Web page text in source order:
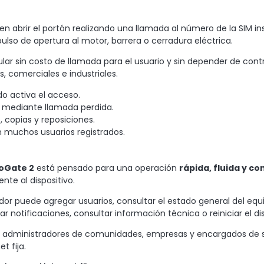
abrir el portón realizando una llamada al número de la SIM
de apertura al motor, barrera o cerradura eléctrica.
sin costo de llamada para el usuario y sin depender de
comerciales e industriales.
activa el acceso.
llamada perdida.
y reposiciones.
usuarios registrados.
2 está pensado para una operación rápida, fluida y
al dispositivo.
puede agregar usuarios, consultar el estado general del
notificaciones, consultar información técnica o reiniciar el
de comunidades, empresas y encargados
fija.